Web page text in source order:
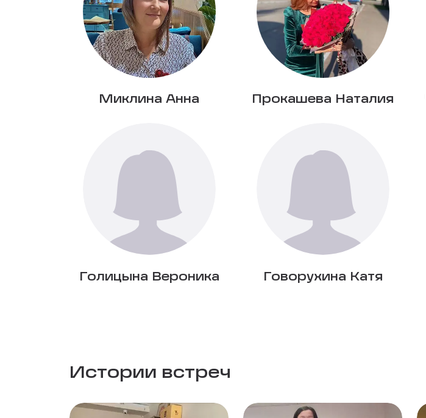
Миклина Анна Прокашева Наталия
Голицына Вероника Говорухина Катя
Истории встреч